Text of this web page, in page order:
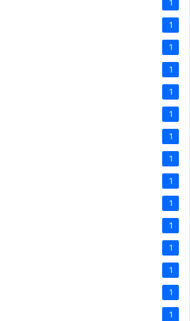
1
1
1
1
1
1
1
1
1
1
1
1
1
1
1